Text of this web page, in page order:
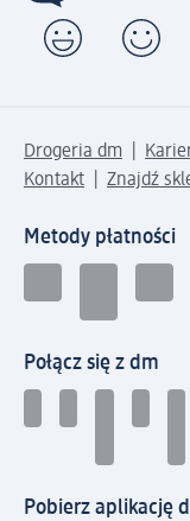
Drogeria dm
Kontakt
Znajdź
Metody płatności
Połącz się z dm
Pobierz aplikację